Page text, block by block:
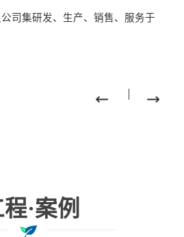
司集研发、生产、销售、服务于
·案例